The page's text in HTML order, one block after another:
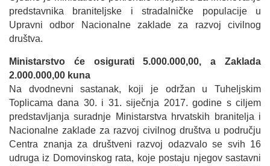
predstavnika braniteljske i stradalničke populacije u
Upravni odbor Nacionalne zaklade za razvoj civilnog
društva.
Ministarstvo će osigurati 5.000.000,00, a Zaklada
2.000.000,00 kuna
Na dvodnevni sastanak, koji je održan u Tuheljskim
Toplicama dana 30. i 31. siječnja 2017. godine s ciljem
predstavljanja suradnje Ministarstva hrvatskih branitelja i
Nacionalne zaklade za razvoj civilnog društva u području
Centra znanja za društveni razvoj odazvalo se svih 16
udruga iz Domovinskog rata, koje postaju njegov sastavni